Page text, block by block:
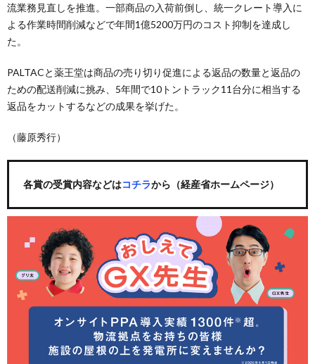
流業務見直しを推進。一部商品の入荷前倒し、統一クレート導入に
よる作業時間削減などで年間1億5200万円のコスト抑制を達成し
た。
PALTACと薬王堂は商品の売り切り促進による返品の数量と返品の
ための配送削減に挑み、5年間で10トントラック11台分に相当する
返品をカットするなどの成果を挙げた。
（藤原秀行）
各賞の受賞内容などはコチラから（経産省ホームページ）